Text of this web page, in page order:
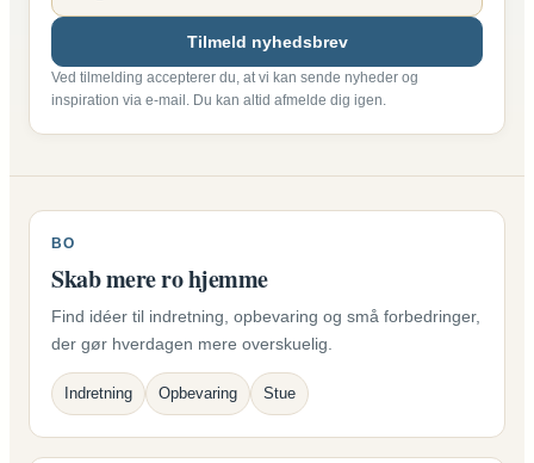
Tilmeld nyhedsbrev
Ved tilmelding accepterer du, at vi kan sende nyheder og
inspiration via e-mail. Du kan altid afmelde dig igen.
BO
Skab mere ro hjemme
Find idéer til indretning, opbevaring og små forbedringer,
der gør hverdagen mere overskuelig.
Indretning Opbevaring Stue